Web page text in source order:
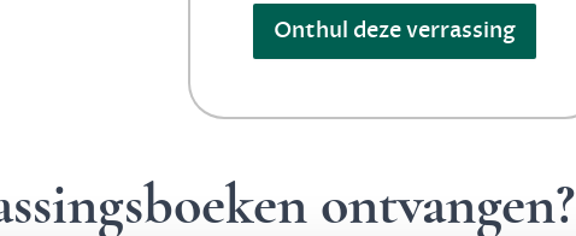
Onthul deze verrassing
ontvangen?